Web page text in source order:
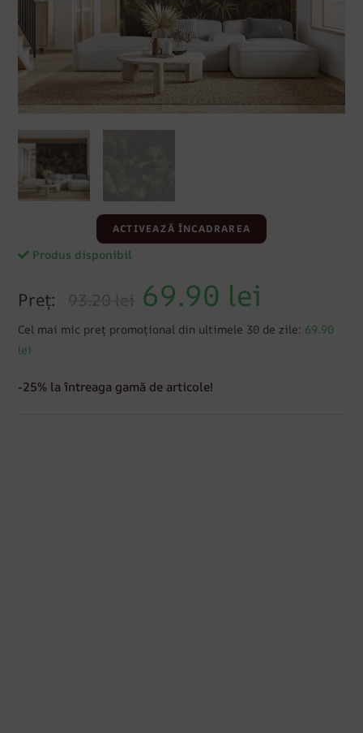
ACTIVEAZĂ ÎNCADRAREA
Produs disponibil
Preț: 93.20 lei 69.90 lei
Cel mai mic preț promoțional din ultimele 30 de zile: 69.90
lei
-25% la întreaga gamă de articole!